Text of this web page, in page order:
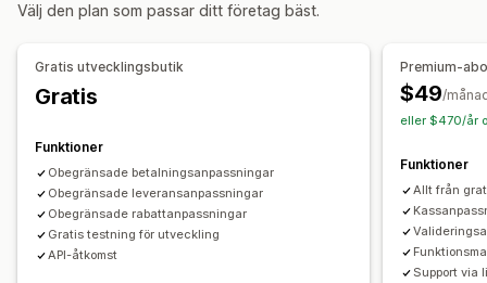
Rabatter i kassan Gåvor Prenumerationer
Rabatthantering
Redigeringsverktyg
Lokalisering
Kombinerade rabatter
Automatiseringar
Välj den plan som passar ditt företag bäst.
Gratis utvecklingsbutik
Gratis
Funktioner
Obegränsade betalningsanpassningar
Obegränsade leveransanpassningar
Obegränsade rabattanpassningar
Gratis testning för utveckling
API-åtkomst
Premium-
$49/
eller $470/år
Funktioner
Allt från
Support via